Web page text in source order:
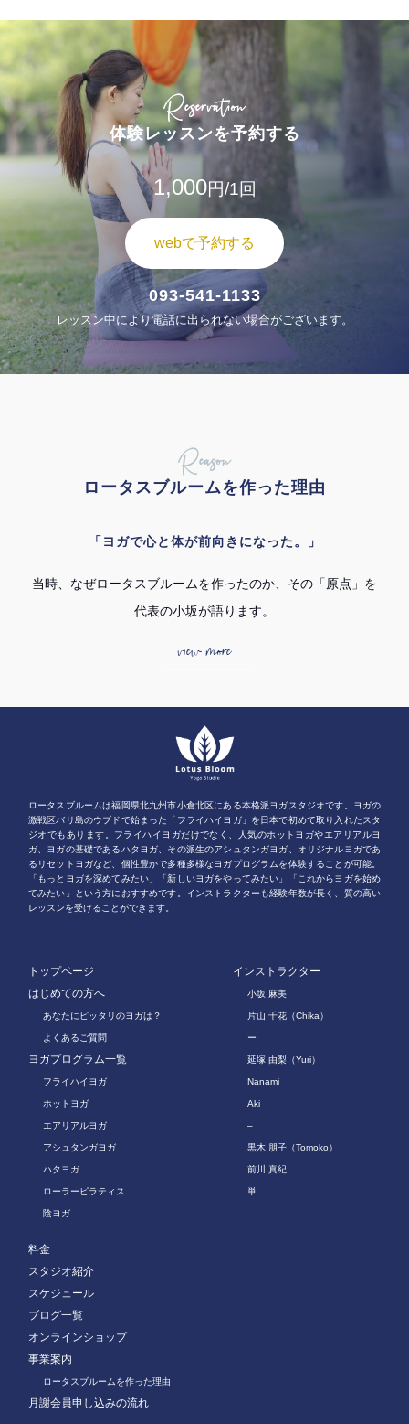
Reservation
体験レッスンを予約する
1,000円/1回
webで予約する
093-541-1133
レッスン中により電話に出られない場合がございます。
Reason
ロータスブルームを作った理由
「ヨガで心と体が前向きになった。」
当時、なぜロータスブルームを作ったのか、その「原点」を
代表の小坂が語ります。
view more
ロータスブルームは福岡県北九州市小倉北区にある本格派ヨガスタジオです。ヨガの
激戦区バリ島のウブドで始まった「フライハイヨガ」を日本で初めて取り入れたスタ
ジオでもあります。フライハイヨガだけでなく、人気のホットヨガやエアリアルヨ
ガ、ヨガの基礎であるハタヨガ、その派生のアシュタンガヨガ、オリジナルヨガであ
るリセットヨガなど、個性豊かで多種多様なヨガプログラムを体験することが可能。
「もっとヨガを深めてみたい」「新しいヨガをやってみたい」「これからヨガを始め
てみたい」という方におすすめです。インストラクターも経験年数が長く、質の高い
レッスンを受けることができます。
トップページ
はじめての方へ
あなたにピッタリのヨガは？
よくあるご質問
ヨガプログラム一覧
フライハイヨガ
ホットヨガ
エアリアルヨガ
アシュタンガヨガ
ハタヨガ
ローラーピラティス
陰ヨガ
インストラクター
小坂 麻美
片山 千花（Chika）
ー
延塚 由梨（Yuri）
Nanami
Aki
–
黒木 朋子（Tomoko）
前川 真紀
単
料金
スタジオ紹介
スケジュール
ブログ一覧
オンラインショップ
事業案内
ロータスブルームを作った理由
月謝会員申し込みの流れ